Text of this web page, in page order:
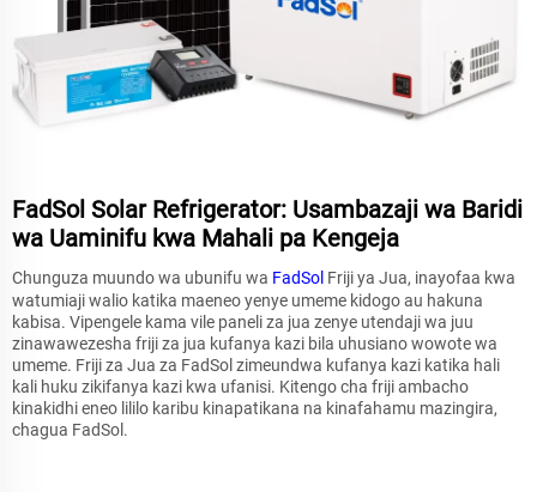
FadSol Solar Refrigerator: Usambazaji wa Baridi
wa Uaminifu kwa Mahali pa Kengeja
Chunguza muundo wa ubunifu wa FadSol Friji ya Jua, inayofaa kwa
watumiaji walio katika maeneo yenye umeme kidogo au hakuna
kabisa. Vipengele kama vile paneli za jua zenye utendaji wa juu
zinawawezesha friji za jua kufanya kazi bila uhusiano wowote wa
umeme. Friji za Jua za FadSol zimeundwa kufanya kazi katika hali
kali huku zikifanya kazi kwa ufanisi. Kitengo cha friji ambacho
kinakidhi eneo lililo karibu kinapatikana na kinafahamu mazingira,
chagua FadSol.